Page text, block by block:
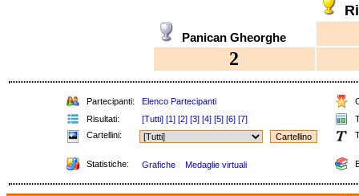
Panican Gheorghe
2
Partecipanti: Elenco Partecipanti
Risultati:
[Tutti] [1] [2] [3] [4] [5] [6] [7]
Cartellini:
Statistiche: Grafiche Medaglie virtuali